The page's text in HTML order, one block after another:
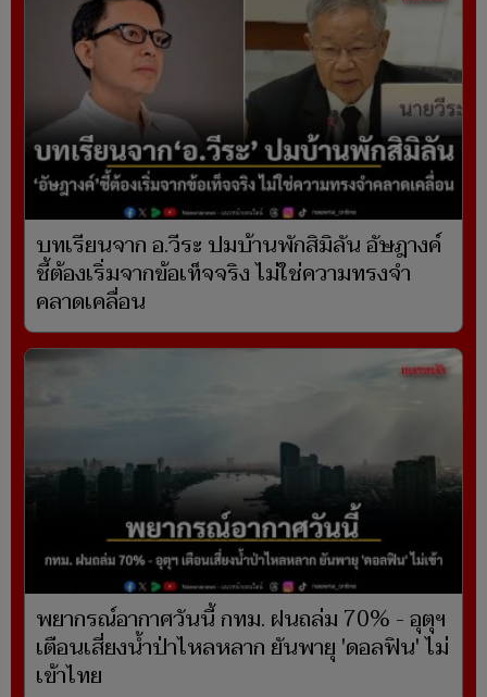
บทเรียนจาก อ.วีระ ปมบ้านพักสิมิลัน อัษฎางค์
ชี้ต้องเริ่มจากข้อเท็จจริง ไม่ใช่ความทรงจำ
คลาดเคลื่อน
พยากรณ์อากาศวันนี้ กทม. ฝนถล่ม 70% - อุตุฯ
เตือนเสี่ยงน้ำป่าไหลหลาก ยันพายุ 'ดอลฟิน' ไม่
เข้าไทย